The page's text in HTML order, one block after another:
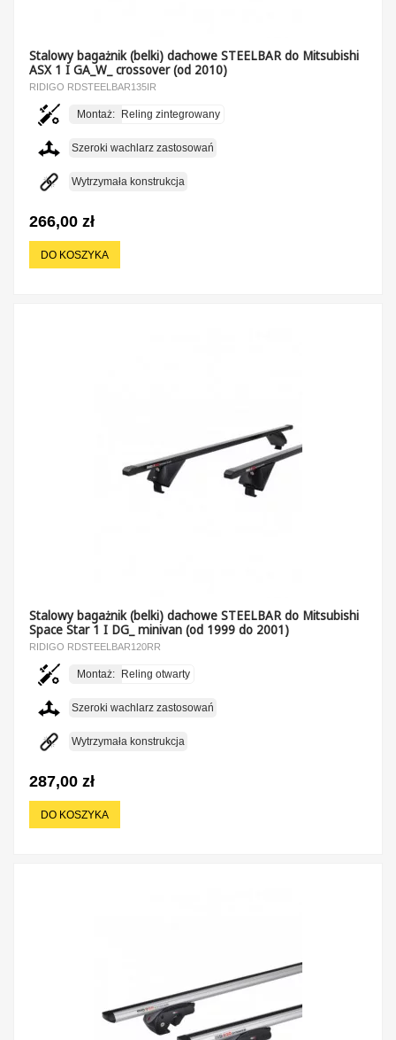
Stalowy bagażnik (belki) dachowe STEELBAR do Mitsubishi
ASX 1 I GA_W_ crossover (od 2010)
RIDIGO RDSTEELBAR135IR
Montaż: Reling zintegrowany
Szeroki wachlarz zastosowań
Wytrzymała konstrukcja
266,00 zł
DO KOSZYKA
Stalowy bagażnik (belki) dachowe STEELBAR do Mitsubishi
Space Star 1 I DG_ minivan (od 1999 do 2001)
RIDIGO RDSTEELBAR120RR
Montaż: Reling otwarty
Szeroki wachlarz zastosowań
Wytrzymała konstrukcja
287,00 zł
DO KOSZYKA